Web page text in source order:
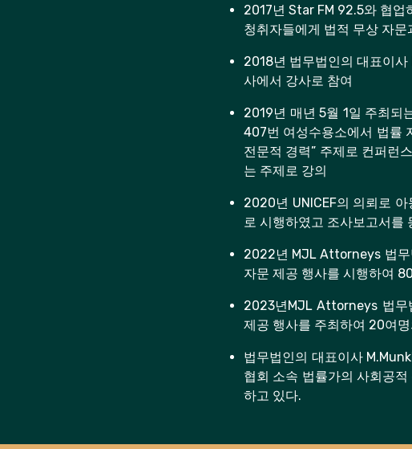
2017년 Star FM 92.5와 협업
청취자들에게 법적 무상 자문
2018년 법무법인의 대표이
사에서 강사로 참여
2019년 매년 5월 1일 주최되
407번 여성수용소에서 법률
전문적 경력” 주제로 컨퍼런
는 주제로 강의
2020년 UNICEF의 의뢰로
로 시행하였고 조사보고서를
2022년 MJL Attorneys 법무
자문 제공 행사를 시행하여
2023년MJL Attorneys 법무
제공 행사를 주최하여 20여
법무법인의 대표이사
협회 소속 법률가의 사회공
하고 있다.